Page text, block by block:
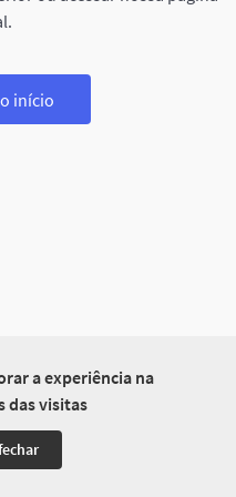
a experiência na
das visitas
início